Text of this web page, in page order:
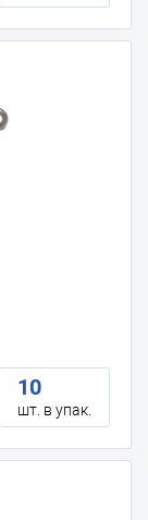
10
шт. в упак.